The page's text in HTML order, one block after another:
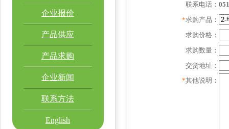
企业报价
产品供应
产品求购
企业新闻
联系方法
English
联系电话：
*求购产品：
求购价格：
求购数量：
交货地址：
*其他说明：